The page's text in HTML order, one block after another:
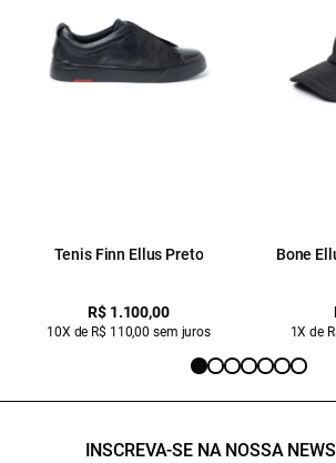
Tenis Finn Ellus Preto
R$ 1.100,00
10X de R$ 110,00 sem juros
Bone
1X de
INSCREVA-SE NA NOSSA